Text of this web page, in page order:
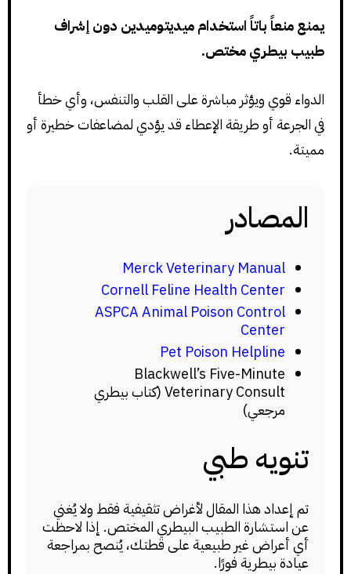
يمنع منعاً باتاً استخدام ميديتوميدين دون إشراف
طبيب بيطري مختص.
الدواء قوي ويؤثر مباشرة على القلب والتنفس، وأي خطأ
في الجرعة أو طريقة الإعطاء قد يؤدي لمضاعفات خطيرة أو
مميتة.
المصادر
Merck Veterinary Manual
Cornell Feline Health Center
ASPCA Animal Poison Control
Center
Pet Poison Helpline
Blackwell’s Five-Minute
Veterinary Consult (كتاب بيطري
مرجعي)
تنويه طبي
تم إعداد هذا المقال لأغراض تثقيفية فقط ولا يُغني
عن استشارة الطبيب البيطري المختص. إذا لاحظت
أي أعراض غير طبيعية على قطتك، يُنصح بمراجعة
عيادة بيطرية فورًا.